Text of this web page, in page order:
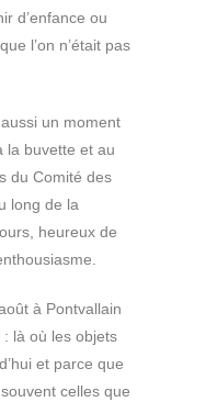
d’enfance ou
l’on n’était pas
un moment
la buvette et au
du Comité des
long de la
heureux de
à Pontvallain
là où les objets
et parce que
celles que